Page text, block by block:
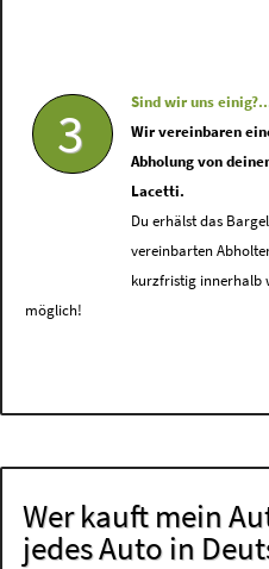
3
Sind wir uns
Wir vereinbaren
Abholung von
Lacetti.
Du erhälst das
vereinbarten
kurzfristig innerhalb
möglich!
Wer kauft mein
jedes Auto in